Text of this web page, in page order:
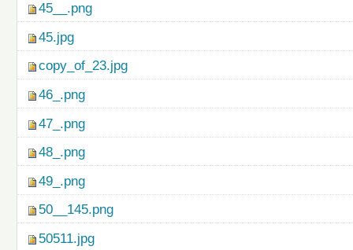
45__.png
45.jpg
copy_of_23.jpg
46_.png
47_.png
48_.png
49_.png
50__145.png
50511.jpg